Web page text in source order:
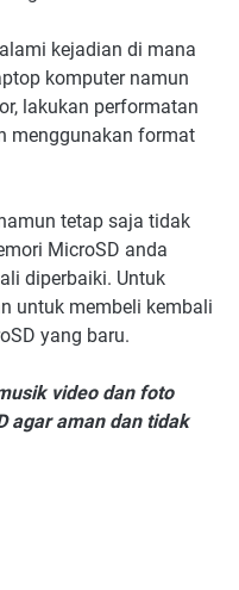
kejadian di mana
komputer namun
lakukan performatan
menggunakan format
tetap saja tidak
MicroSD anda
diperbaiki. Untuk
untuk membeli kembali
yang baru.
video dan foto
agar aman dan tidak